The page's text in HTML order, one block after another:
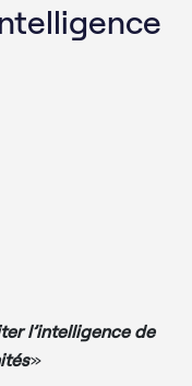
l’intelligence de
»